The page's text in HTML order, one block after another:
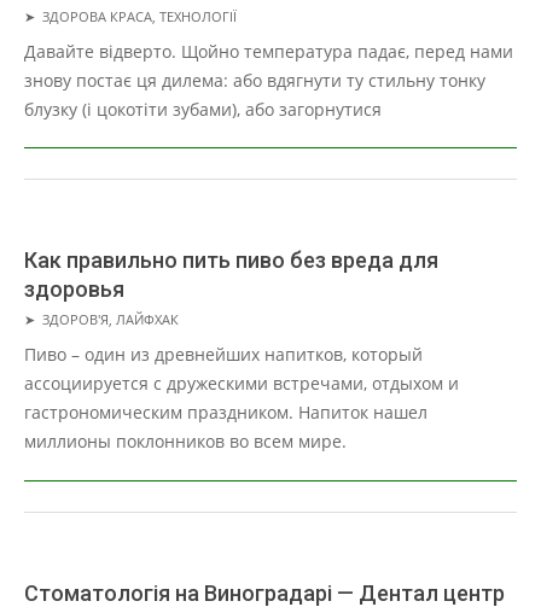
2025-
11-
➤ ЗДОРОВА КРАСА ТЕХНОЛОГІЇ
Давайте відверто. Щойно температура падає, перед нами
знову постає ця дилема: або вдягнути ту стильну тонку
блузку (і цокотіти зубами), або загорнутися
Как правильно пить пиво без вреда для
здоровья
2025-
10-
28
➤ ЗДОРОВ'Я, ЛАЙФХАК
Пиво – один из древнейших напитков, который
ассоциируется с дружескими встречами, отдыхом и
гастрономическим праздником. Напиток нашел
миллионы поклонников во всем мире.
Стоматологія на Виноградарі — Дентал центр